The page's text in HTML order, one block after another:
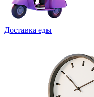
Доставка еды